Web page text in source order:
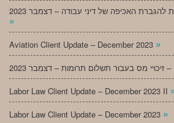
להגברת האכיפה של דיני עבודה – דצמבר 2023
»
Aviation Client Update – December 2023 »
Labor Law Client Update – December 2023 II
Labor Law Client Update – December 2023 »